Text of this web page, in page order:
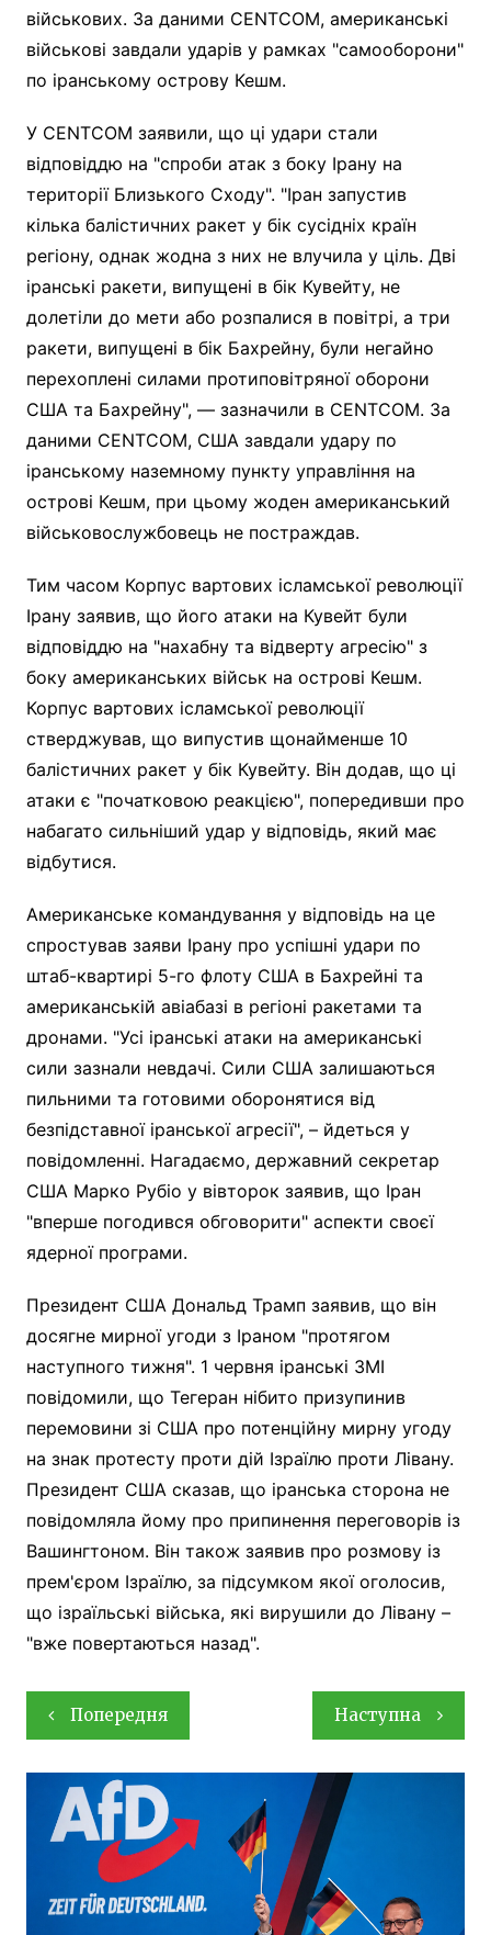
військових. За даними CENTCOM, американські
військові завдали ударів у рамках "самооборони"
по іранському острову Кешм.
У CENTCOM заявили, що ці удари стали
відповіддю на "спроби атак з боку Ірану на
території Близького Сходу". "Іран запустив
кілька балістичних ракет у бік сусідніх країн
регіону, однак жодна з них не влучила у ціль. Дві
іранські ракети, випущені в бік Кувейту, не
долетіли до мети або розпалися в повітрі, а три
ракети, випущені в бік Бахрейну, були негайно
перехоплені силами протиповітряної оборони
США та Бахрейну", — зазначили в CENTCOM. За
даними CENTCOM, США завдали удару по
іранському наземному пункту управління на
острові Кешм, при цьому жоден американський
військовослужбовець не постраждав.
Тим часом Корпус вартових ісламської революції
Ірану заявив, що його атаки на Кувейт були
відповіддю на "нахабну та відверту агресію" з
боку американських військ на острові Кешм.
Корпус вартових ісламської революції
стверджував, що випустив щонайменше 10
балістичних ракет у бік Кувейту. Він додав, що ці
атаки є "початковою реакцією", попередивши про
набагато сильніший удар у відповідь, який має
відбутися.
Американське командування у відповідь на це
спростував заяви Ірану про успішні удари по
штаб-квартирі 5-го флоту США в Бахрейні та
американській авіабазі в регіоні ракетами та
дронами. "Усі іранські атаки на американські
сили зазнали невдачі. Сили США залишаються
пильними та готовими оборонятися від
безпідставної іранської агресії", – йдеться у
повідомленні. Нагадаємо, державний секретар
США Марко Рубіо у вівторок заявив, що Іран
"вперше погодився обговорити" аспекти своєї
ядерної програми.
Президент США Дональд Трамп заявив, що він
досягне мирної угоди з Іраном "протягом
наступного тижня". 1 червня іранські ЗМІ
повідомили, що Тегеран нібито призупинив
перемовини зі США про потенційну мирну угоду
на знак протесту проти дій Ізраїлю проти Лівану.
Президент США сказав, що іранська сторона не
повідомляла йому про припинення переговорів із
Вашингтоном. Він також заявив про розмову із
прем'єром Ізраїлю, за підсумком якої оголосив,
що ізраїльські війська, які вирушили до Лівану –
"вже повертаються назад".
Навігація
записів
Попередня Наступна